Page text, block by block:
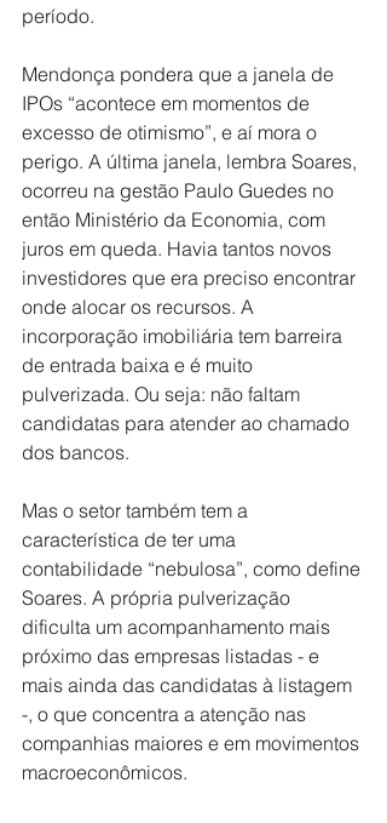
período.
Mendonça pondera que a janela de
IPOs “acontece em momentos de
excesso de otimismo”, e aí mora o
perigo. A última janela, lembra Soares,
ocorreu na gestão Paulo Guedes no
então Ministério da Economia, com
juros em queda. Havia tantos novos
investidores que era preciso encontrar
onde alocar os recursos. A
incorporação imobiliária tem barreira
de entrada baixa e é muito
pulverizada. Ou seja: não faltam
candidatas para atender ao chamado
dos bancos.
Mas o setor também tem a
característica de ter uma
contabilidade “nebulosa”, como define
Soares. A própria pulverização
dificulta um acompanhamento mais
próximo das empresas listadas - e
mais ainda das candidatas à listagem
-, o que concentra a atenção nas
companhias maiores e em movimentos
macroeconômicos.